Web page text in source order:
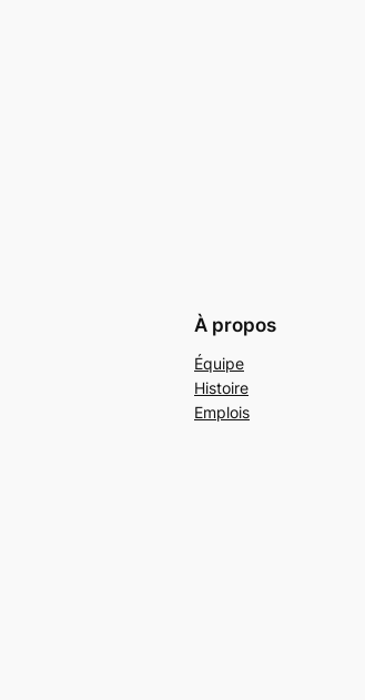
À propos
Équipe
Histoire
Emplois